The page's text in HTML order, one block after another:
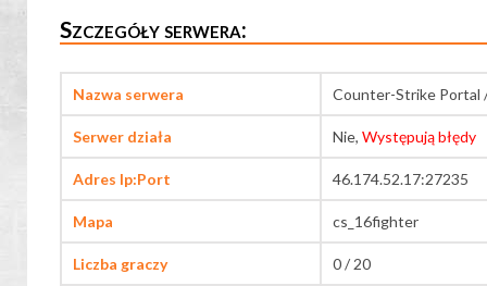
Szczegóły serwera:
Nazwa serwera Counter-Strike Portal
Serwer działa Nie, Występują błędy
Adres Ip:Port 46.174.52.17:27235
Mapa cs_16fighter
Liczba graczy 0 / 20